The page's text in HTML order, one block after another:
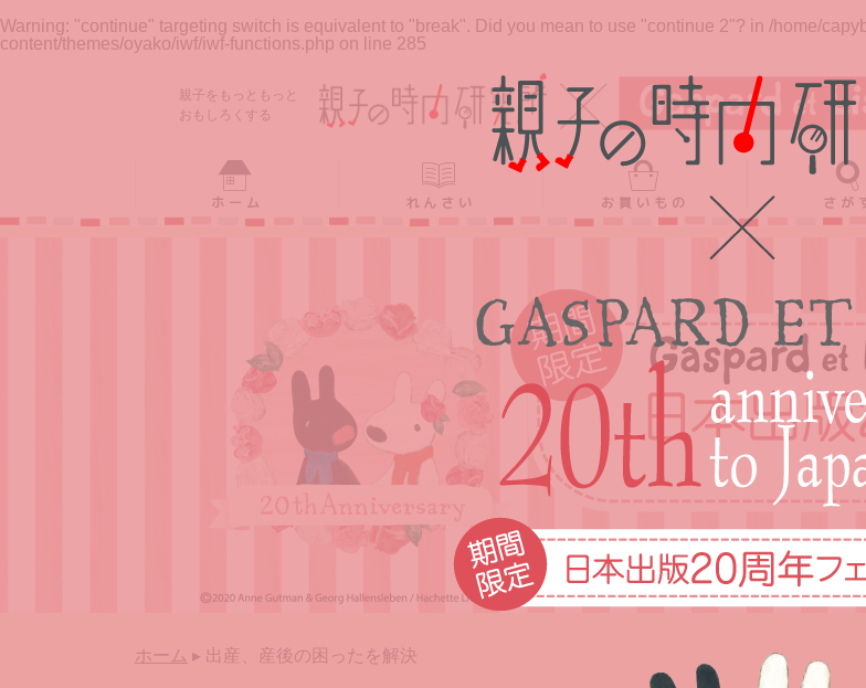
Warning: "continue" targeting switch is equivalent to "break". Did you mean to use "continue 2"? in /home/
content/themes/oyako/iwf/iwf-functions.php on line 285
ホーム れんさい お買いもの さが
ホーム 出産、産後の困ったを解決